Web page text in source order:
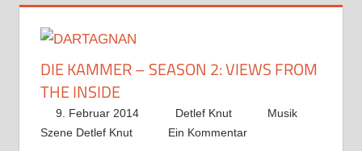
DIE KAMMER – SEASON 2: VIEWS FROM
THE INSIDE
9. Februar 2014 Detlef Knut
Musik
Szene Detlef Knut
Ein Kommentar